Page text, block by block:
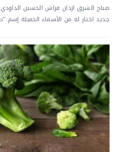
صباح الشرق ازدان فراش الحسين
جديد اختار له من الأسماء الجميلة إسم